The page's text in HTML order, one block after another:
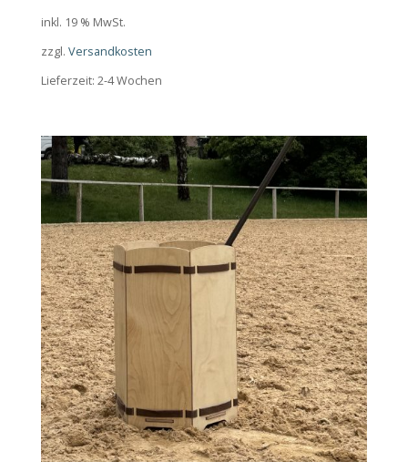
inkl. 19 % MwSt.
zzgl. Versandkosten
Lieferzeit: 2-4 Wochen